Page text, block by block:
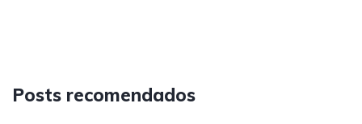
Posts recomendados